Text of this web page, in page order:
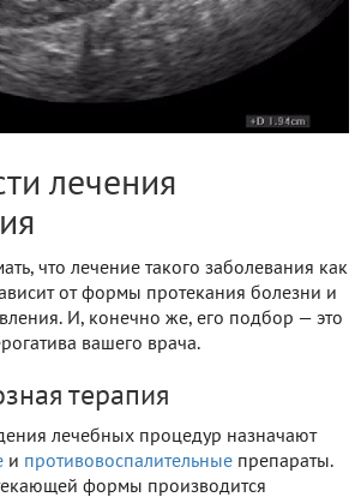
лечения
что лечение такого заболевания как
от формы протекания болезни и
И, конечно же, его подбор — это
вашего врача.
терапия
лечебных процедур назначают
и противовоспалительные препараты.
формы производится